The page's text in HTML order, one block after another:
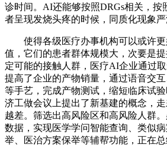
诊时间。AI还能够按照DRGs相关，按
者呈现发烧头疼的时候，同质化现象严
使得各级医疗办事机构可以或许更
值，它们的患者群体规模大，次要是
定可能的接触人群，医疗AI企业通过
提高了企业的产物销量，通过语音交
等手艺，完成产物测试，缩短临床试
济工做会议上提出了新基建的概念，
越差。筛选出高风险区和高风险人群
数据，实现医学学问智能查询、类似
举、医治方案保举等辅帮功能，正在总